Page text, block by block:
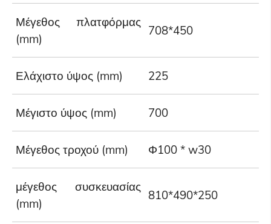
Μέγεθος πλατφόρμας
(mm)
708*450
Ελάχιστο ύψος (mm) 225
Μέγιστο ύψος (mm) 700
Μέγεθος τροχού (mm) Φ100 * w30
μέγεθος συσκευασίας
(mm)
810*490*250